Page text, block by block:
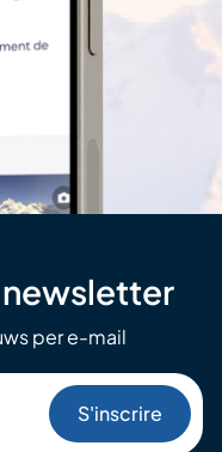
newsletter
per e-mail